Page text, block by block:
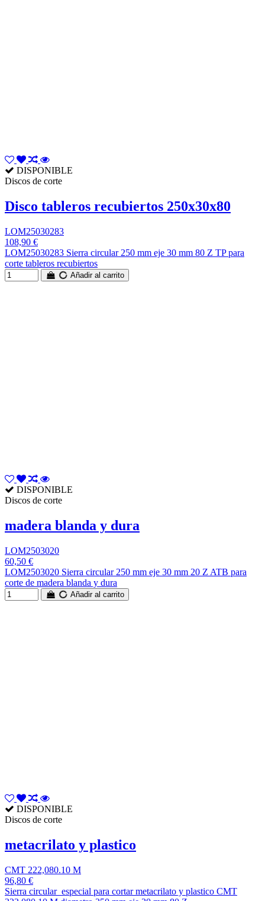
DISPONIBLE
Discos de corte
Disco tableros recubiertos 250x30x80
LOM25030283
108,90 €
LOM25030283 Sierra circular 250 mm eje 30 mm 80 Z TP para
corte tableros recubiertos
Añadir al carrito
DISPONIBLE
Discos de corte
madera blanda y dura
LOM2503020
60,50 €
LOM2503020 Sierra circular 250 mm eje 30 mm 20 Z ATB para
corte de madera blanda y dura
Añadir al carrito
DISPONIBLE
Discos de corte
metacrilato y plastico
CMT 222,080.10 M
96,80 €
Sierra circular especial para cortar metacrilato y plastico CMT